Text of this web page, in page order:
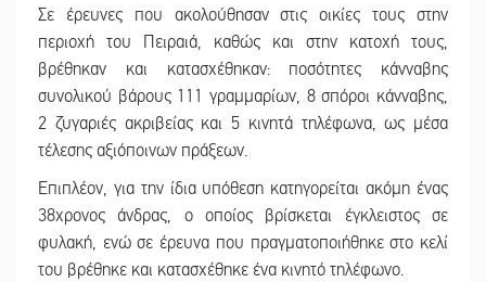
Σε έρευνες που ακολούθησαν στις οικίες τους στην
περιοχή του Πειραιά, καθώς και στην κατοχή τους,
βρέθηκαν και κατασχέθηκαν: ποσότητες κάνναβης
συνολικού βάρους 111 γραμμαρίων, 8 σπόροι κάνναβης,
2 ζυγαριές ακριβείας και 5 κινητά τηλέφωνα, ως μέσα
τέλεσης αξιόποινων πράξεων.
Επιπλέον, για την ίδια υπόθεση κατηγορείται ακόμη ένας
38χρονος άνδρας, ο οποίος βρίσκεται έγκλειστος σε
φυλακή, ενώ σε έρευνα που πραγματοποιήθηκε στο κελί
του βρέθηκε και κατασχέθηκε ένα κινητό τηλέφωνο.